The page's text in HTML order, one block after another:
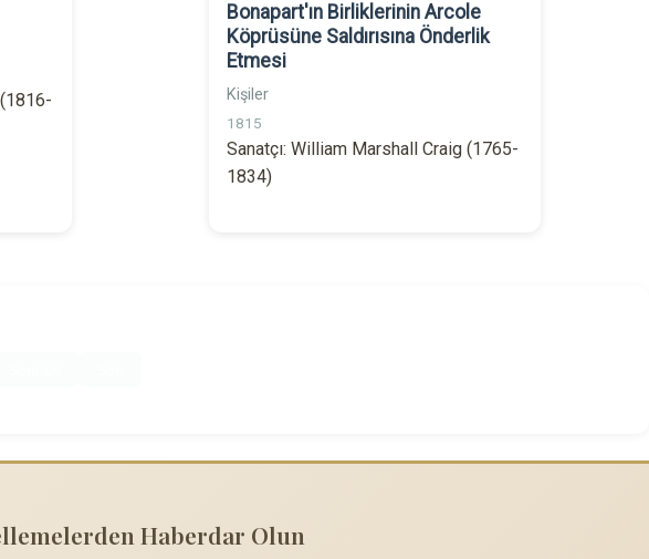
Bonapart'ın Birliklerinin Arcole
Köprüsüne Saldırısına Önderlik
Etmesi
Kişiler
1815
Sanatçı: William Marshall Craig (1765-
1834)
Haberdar Olun